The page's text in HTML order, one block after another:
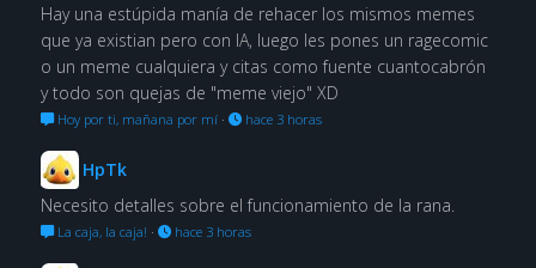
Hay una estúpida manía de rehacer los mismos memes
que ya existian pero con IA, luego les pones un ragecomic
o un meme cualquiera y citas como fuente cuantocabrón
y todo son quejas de "meme viejo" XD
Hoy por ti, mañana por mí· hace 3 horas
HpTk
Necesito detalles sobre el funcionamiento de la rana.
La caja, la caja! · hace 3 horas